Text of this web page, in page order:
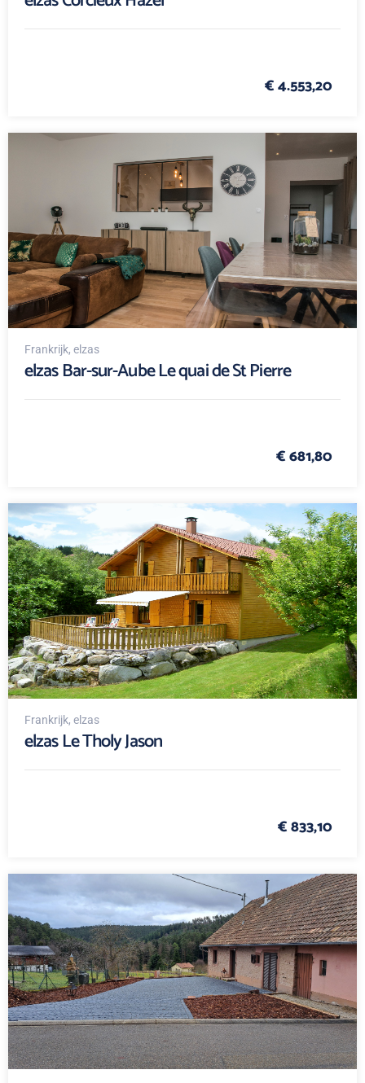
€ 4.553,20
Frankrijk, elzas
elzas Bar-sur-Aube Le quai de St Pierre
€ 681,80
Frankrijk, elzas
elzas Le Tholy Jason
€ 833,10